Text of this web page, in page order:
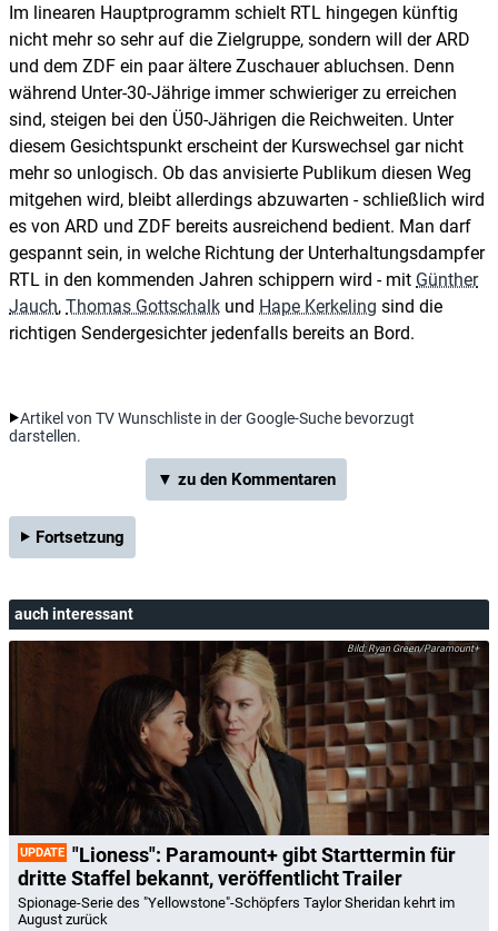
Im linearen Hauptprogramm schielt RTL hingegen künftig
nicht mehr so sehr auf die Zielgruppe, sondern will der ARD
und dem ZDF ein paar ältere Zuschauer abluchsen. Denn
während Unter-30-Jährige immer schwieriger zu erreichen
sind, steigen bei den Ü50-Jährigen die Reichweiten. Unter
diesem Gesichtspunkt erscheint der Kurswechsel gar nicht
mehr so unlogisch. Ob das anvisierte Publikum diesen Weg
mitgehen wird, bleibt allerdings abzuwarten - schließlich wird
es von ARD und ZDF bereits ausreichend bedient. Man darf
gespannt sein, in welche Richtung der Unterhaltungsdampfer
RTL in den kommenden Jahren schippern wird - mit Günther
Jauch, Thomas Gottschalk und Hape Kerkeling sind die
richtigen Sendergesichter jedenfalls bereits an Bord.
Artikel von TV Wunschliste in der Google-Suche bevorzugt
darstellen.
▼ zu den Kommentaren
Fortsetzung
auch interessant
Ryan Green/Paramount+
UPDATE "Lioness": Paramount+ gibt Starttermin für
dritte Staffel bekannt, veröffentlicht Trailer
Spionage-Serie des "Yellowstone"-Schöpfers Taylor Sheridan kehrt im
August zurück